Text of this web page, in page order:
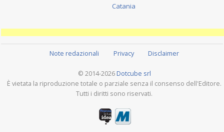
Catania
Note redazionali Privacy Disclaimer
© 2014-2026 Dotcube srl
È vietata la riproduzione totale o parziale senza il consenso dell'Editore.
Tutti i diritti sono riservati.